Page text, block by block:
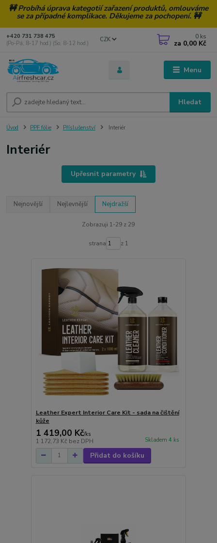
🚧 Probíhá úprava kategotií zařazení produktů, omlouváme
se za případné komplikace. Děkujeme za pochopení. 🚧
Menu
CZK
Hledat
+420 731 738 475
(Po-Pá, 8-17 hod.) (So, 8-12 hod.)
0 ks
za 0,00 Kč
Úvod PPF fólie Příslušenství Interiér
Interiér
Upřesnit parametry
Nejnovější Nejlevnější Nejdražší
Zobrazuji 1-29 z 29
strana z 1
Leather Expert Interior Care Kit - sada na čištění
kůže
1 419,00 Kč/ks
1 172,73 Kč bez DPH Skladem 4 ks
Přidat do košíku